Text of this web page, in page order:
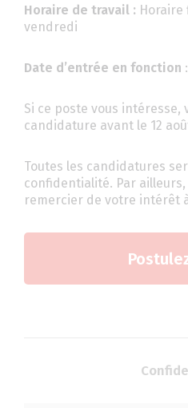
Horaire de travail : Horaire
vendredi
Date d’entrée en fonction
Si ce poste vous
candidature avant le 12
Toutes les candidatures
confidentialité. Par
remercier de votre intérêt